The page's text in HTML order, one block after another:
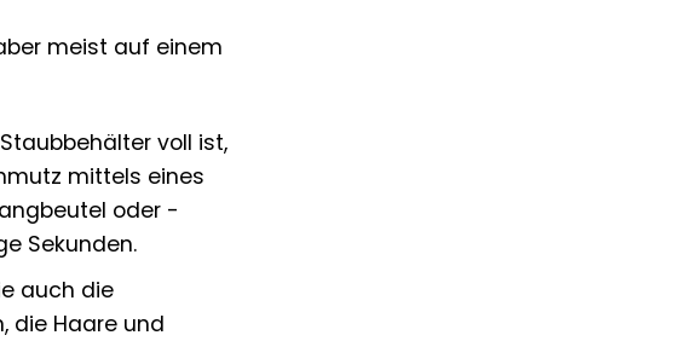
meist auf einem
voll ist,
mittels eines
oder -
Sekunden.
auch die
die Haare und